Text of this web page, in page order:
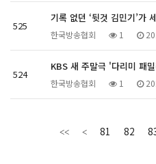
525
기록 없던 ‘뒷것 김민기’가
한국방송협회 1
524
KBS 새 주말극 '다리미 패
한국방송협회 1
81 82